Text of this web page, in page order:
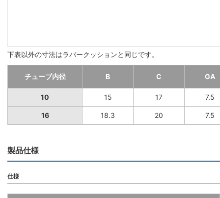
下表以外の寸法はラバークッションと同じです。
チューブ内径 B C GA
10 15 17 7.5
16 18.3 20 7.5
製品仕様
仕様